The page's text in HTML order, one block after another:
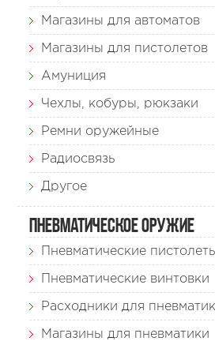
Магазины для автоматов
Магазины для пистолетов
Амуниция
Чехлы, кобуры, рюкзаки
Ремни оружейные
Радиосвязь
Другое
Пневматическое оружие
Пневматические
Пневматические винтовки
Расходники для
Магазины для пневматики